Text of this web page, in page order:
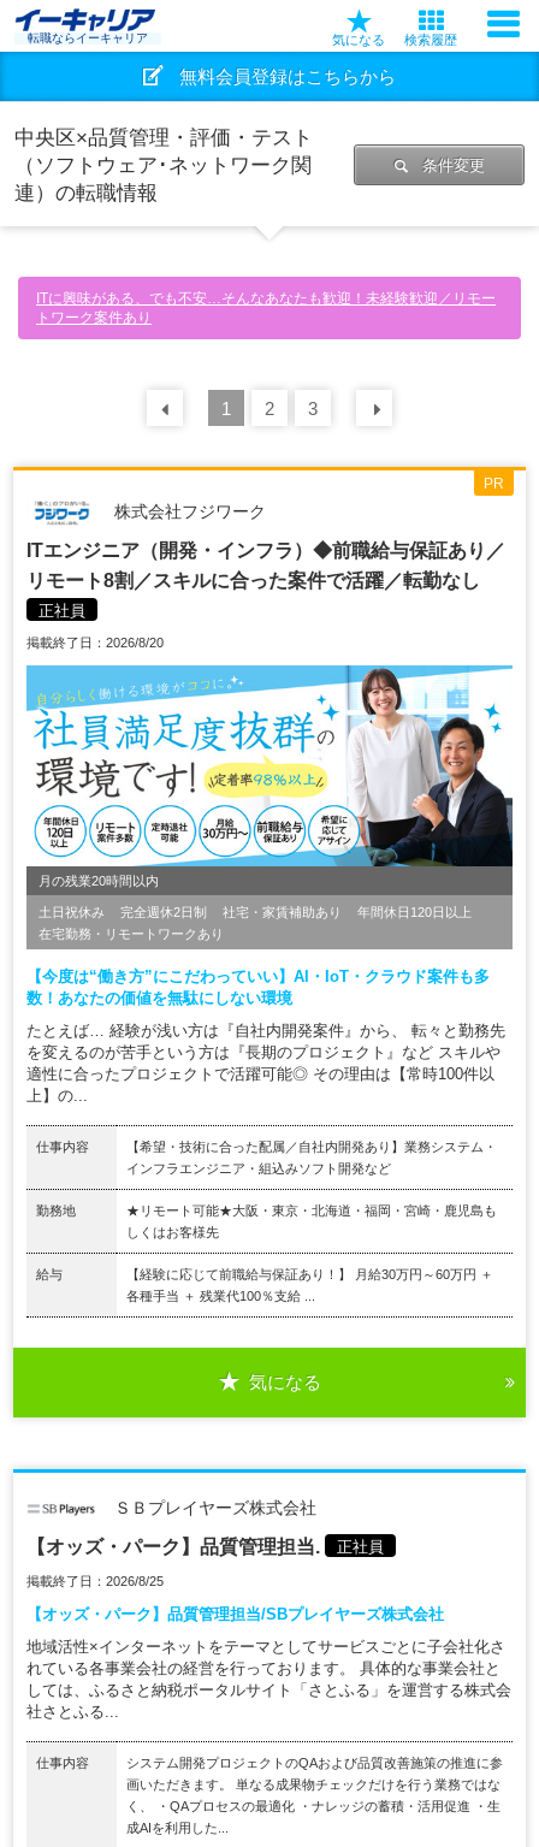
転職ならイーキャリア 気になる 検索履歴
無料会員登録はこちらから
中央区×品質管理・評価・テスト
（ソフトウェア･ネットワーク関
連）の転職情報
条件変更
ITに興味がある、でも不安…そんなあなたも歓迎！未経験歓迎／リモー
トワーク案件あり
前の 30
1 2 3
株式会社フジワーク
ITエンジニア（開発・インフラ）◆前職給与保証あり／
リモート8割／スキルに合った案件で活躍／転勤なし
正社員
掲載終了日：2026/8/20
月の残業20時間以内
土日祝休み 完全週休2日制 社宅・家賃補助あり
年間休日120日以上
在宅勤務・リモートワークあり
【今度は“働き方”にこだわっていい】AI・IoT・クラウド案件も多
数！あなたの価値を無駄にしない環境
たとえば… 経験が浅い方は『自社内開発案件』から、 転々と勤務先
を変えるのが苦手という方は『長期のプロジェクト』など スキルや
適性に合ったプロジェクトで活躍可能◎ その理由は【常時100件以
上】の...
仕事内容
【希望・技術に合った配属／自社内開発あり】業務システム・
インフラエンジニア・組込みソフト開発など
勤務地
★リモート可能★大阪・東京・北海道・福岡・宮崎・鹿児島も
しくはお客様先
給与
【経験に応じて前職給与保証あり！】 月給30万円～60万円 ＋
各種手当 ＋ 残業代100％支給 ...
気になる
PR
ＳＢプレイヤーズ株式会社
【オッズ・パーク】品質管理担当. 正社員
掲載終了日：2026/8/25
【オッズ・パーク】品質管理担当/SBプレイヤーズ株式会社
地域活性×インターネットをテーマとしてサービスごとに子会社化さ
れている各事業会社の経営を行っております。 具体的な事業会社と
しては、ふるさと納税ポータルサイト「さとふる」を運営する株式会
社さとふる...
仕事内容
システム開発プロジェクトのQAおよび品質改善施策の推進に参
画いただきます。 単なる成果物チェックだけを行う業務ではな
く、 ・QAプロセスの最適化 ・ナレッジの蓄積・活用促進 ・生
成AIを利用した...